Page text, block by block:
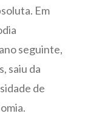
Em
seguinte,
saiu da
de